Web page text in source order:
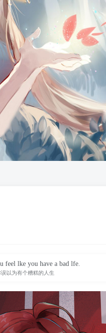
what you may face, it will be worth it.
爱的而奋斗都会是值得的